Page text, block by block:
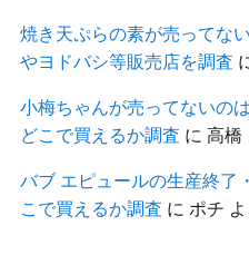
焼き天ぷらの素が売ってな
やヨドバシ等販売店を調査
小梅ちゃんが売ってないの
どこで買えるか調査 に 高橋
バブ エピュールの生産終了
こで買えるか調査 に ポチ よ